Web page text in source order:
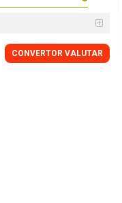
CONVERTOR VALUTAR